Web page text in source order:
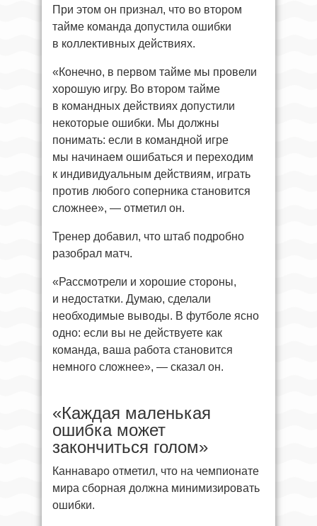
При этом он признал, что во втором
тайме команда допустила ошибки
в коллективных действиях.
«Конечно, в первом тайме мы провели
хорошую игру. Во втором тайме
в командных действиях допустили
некоторые ошибки. Мы должны
понимать: если в командной игре
мы начинаем ошибаться и переходим
к индивидуальным действиям, играть
против любого соперника становится
сложнее», — отметил он.
Тренер добавил, что штаб подробно
разобрал матч.
«Рассмотрели и хорошие стороны,
и недостатки. Думаю, сделали
необходимые выводы. В футболе ясно
одно: если вы не действуете как
команда, ваша работа становится
немного сложнее», — сказал он.
«Каждая маленькая
ошибка может
закончиться голом»
Каннаваро отметил, что на чемпионате
мира сборная должна минимизировать
ошибки.